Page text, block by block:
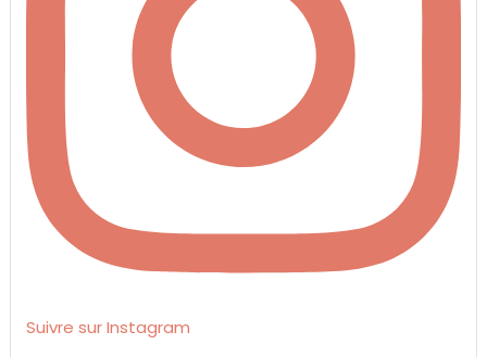
Suivre sur Instagram